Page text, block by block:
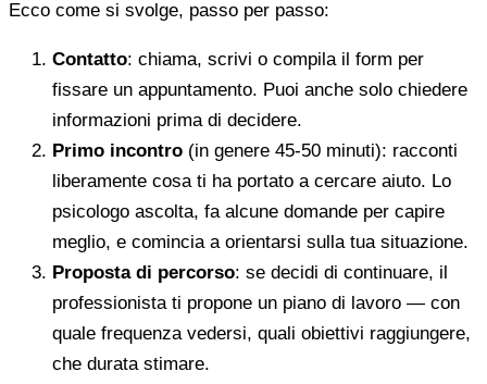
Ecco come si svolge, passo per passo:
Contatto: chiama, scrivi o compila il form per
fissare un appuntamento. Puoi anche solo chiedere
informazioni prima di decidere.
Primo incontro (in genere 45-50 minuti): racconti
liberamente cosa ti ha portato a cercare aiuto. Lo
psicologo ascolta, fa alcune domande per capire
meglio, e comincia a orientarsi sulla tua situazione.
Proposta di percorso: se decidi di continuare, il
professionista ti propone un piano di lavoro — con
quale frequenza vedersi, quali obiettivi raggiungere,
che durata stimare.